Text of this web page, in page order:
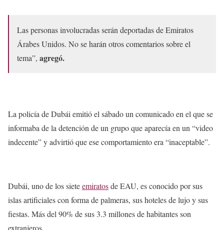
Las personas involucradas serán deportadas de Emiratos
Árabes Unidos. No se harán otros comentarios sobre el
tema”, agregó.
La policía de Dubái emitió el sábado un comunicado en el que se
informaba de la detención de un grupo que aparecía en un “video
indecente” y advirtió que ese comportamiento era “inaceptable”.
Dubái, uno de los sieteemiratosde EAU, es conocido por sus
islas artificiales con forma de palmeras, sus hoteles de lujo y sus
fiestas. Más del 90% de sus 3.3 millones de habitantes son
extranjeros.